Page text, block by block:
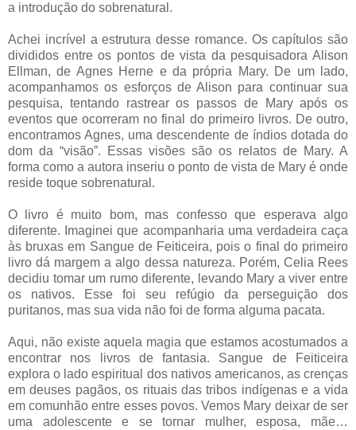
a introdução do sobrenatural.
Achei incrível a estrutura desse romance. Os capítulos são
divididos entre os pontos de vista da pesquisadora Alison
Ellman, de Agnes Herne e da própria Mary. De um lado,
acompanhamos os esforços de Alison para continuar sua
pesquisa, tentando rastrear os passos de Mary após os
eventos que ocorreram no final do primeiro livros. De outro,
encontramos Agnes, uma descendente de índios dotada do
dom da “visão”. Essas visões são os relatos de Mary. A
forma como a autora inseriu o ponto de vista de Mary é onde
reside toque sobrenatural.
O livro é muito bom, mas confesso que esperava algo
diferente. Imaginei que acompanharia uma verdadeira caça
às bruxas em Sangue de Feiticeira, pois o final do primeiro
livro dá margem a algo dessa natureza. Porém, Celia Rees
decidiu tomar um rumo diferente, levando Mary a viver entre
os nativos. Esse foi seu refúgio da perseguição dos
puritanos, mas sua vida não foi de forma alguma pacata.
Aqui, não existe aquela magia que estamos acostumados a
encontrar nos livros de fantasia. Sangue de Feiticeira
explora o lado espiritual dos nativos americanos, as crenças
em deuses pagãos, os rituais das tribos indígenas e a vida
em comunhão entre esses povos. Vemos Mary deixar de ser
uma adolescente e se tornar mulher, esposa, mãe…